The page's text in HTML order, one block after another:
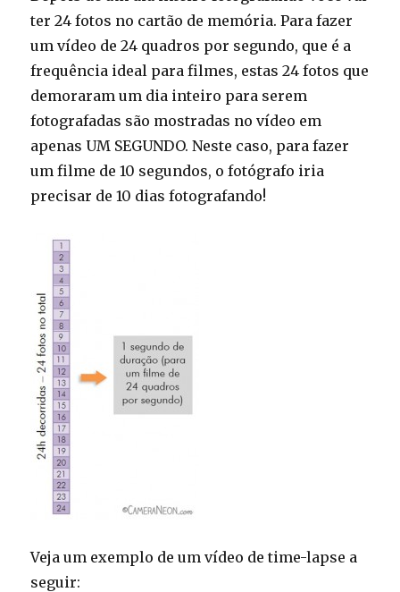
ter 24 fotos no cartão de memória. Para fazer
um vídeo de 24 quadros por segundo, que é a
frequência ideal para filmes, estas 24 fotos que
demoraram um dia inteiro para serem
fotografadas são mostradas no vídeo em
apenas UM SEGUNDO. Neste caso, para fazer
um filme de 10 segundos, o fotógrafo iria
precisar de 10 dias fotografando!
Veja um exemplo de um vídeo de time-lapse a
seguir: